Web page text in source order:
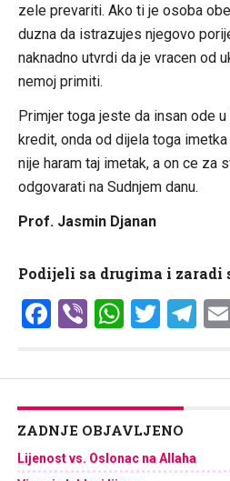
zele prevariti. Ako ti je osoba
duzna da istrazujes njegovo
naknadno utvrdi da je vracen od
nemoj primiti.
Primjer toga jeste da insan ode
kredit, onda od dijela toga
nije haram taj imetak, a on ce za
odgovarati na Sudnjem danu.
Prof. Jasmin Djanan
Podijeli sa drugima i zaradi
Facebook
Viber
ZADNJE OBJAVLJENO
Lijenost vs. Oslonac na Allaha